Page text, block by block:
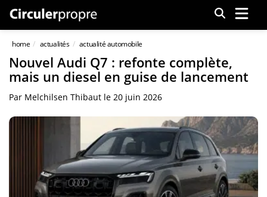
Menu
home actualités actualité automobile
Nouvel Audi Q7 : refonte complète,
mais un diesel en guise de lancement
Par Melchilsen Thibaut le 20 juin 2026